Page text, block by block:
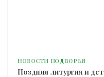
НОВОСТИ ПОДВОРЬЯ
Поздняя литургия и